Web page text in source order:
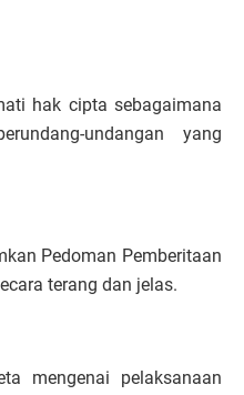
hak cipta sebagaimana
undangan yang
Pedoman Pemberitaan
terang dan jelas.
mengenai pelaksanaan